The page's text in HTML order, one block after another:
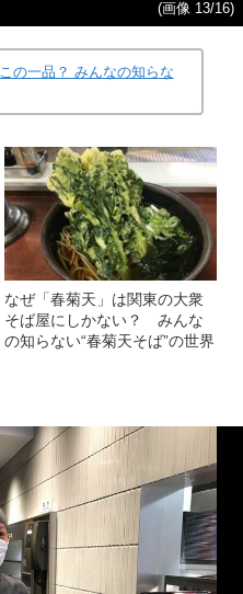
(画像 13/16)
の一品？ みんなの知らな
なぜ「春菊天」は関東の大衆
そば屋にしかない？ みんな
の知らない“春菊天そば”の世界